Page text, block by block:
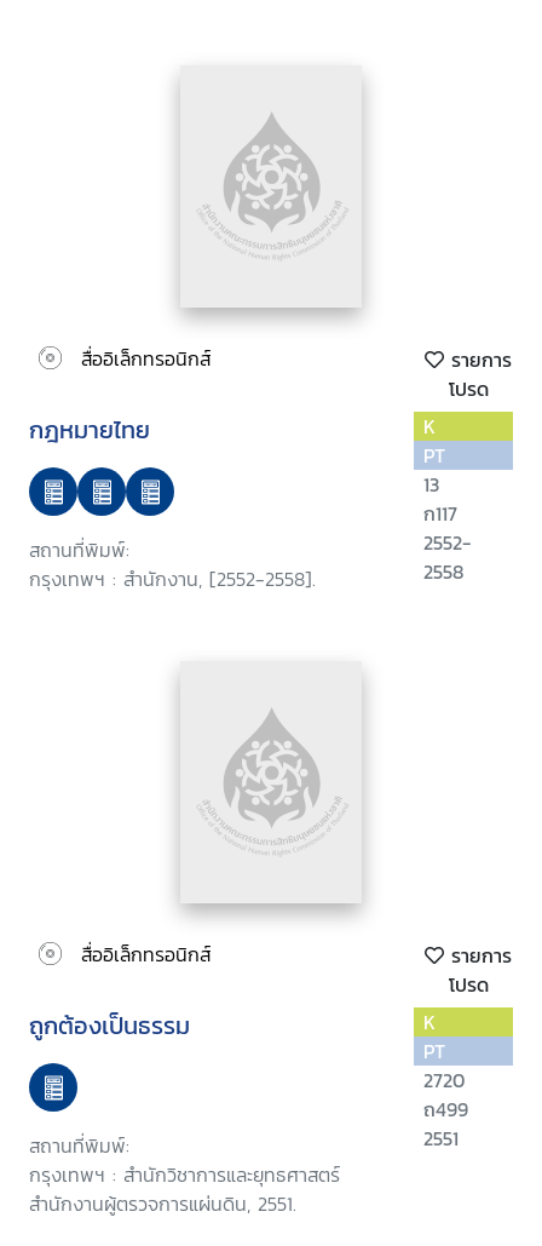
สื่ออิเล็กทรอนิกส์
รายการ
โปรด
กฎหมายไทย
สถานที่พิมพ์:
กรุงเทพฯ : สำนักงาน, [2552-2558].
K
PT
13
ก117
2552-
2558
สื่ออิเล็กทรอนิกส์
รายการ
โปรด
ถูกต้องเป็นธรรม
สถานที่พิมพ์:
กรุงเทพฯ : สำนักวิชาการและยุทธศาสตร์
สำนักงานผู้ตรวจการแผ่นดิน, 2551.
K
PT
2720
ถ499
2551